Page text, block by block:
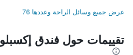
عرض جميع وسائل الراحة وعددها 76
تقييمات حول فندق